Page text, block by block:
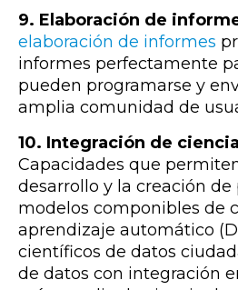
9. Elaboración de
elaboración de informes
informes perfectamente
pueden programarse y
amplia comunidad de
10. Integración de
Capacidades que
desarrollo y la creación
modelos componibles de
aprendizaje automático
científicos de datos
de datos con integración